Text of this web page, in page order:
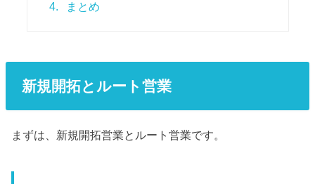
4. まとめ
新規開拓とルート営業
まずは、新規開拓営業とルート営業です。